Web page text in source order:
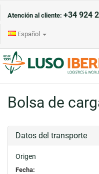
Atención al cliente: +34 924
Español
Bolsa de
Datos del transporte
Origen
Fecha: